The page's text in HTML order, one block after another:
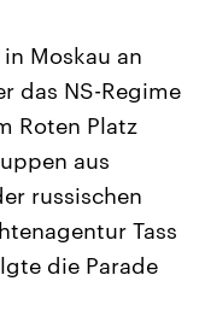
Beiträge,
und
die Vereinigten
mächtigsten Ländern
großem Einfluss auf
Moskau an
das NS-Regime
Roten Platz
aus
russischen
Tass
die Parade